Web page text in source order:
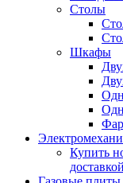
Столы
Шкафы
Купить
доставкой